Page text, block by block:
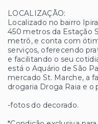
LOCALIZAÇÃO:
Localizado no bairro
450 metros da Estação
metrô, e conta com
serviços, oferecendo
e facilitando o seu
está o Aquário de São
mercado St. Marche, a
drogaria Droga Raia e o
-fotos do decorado.